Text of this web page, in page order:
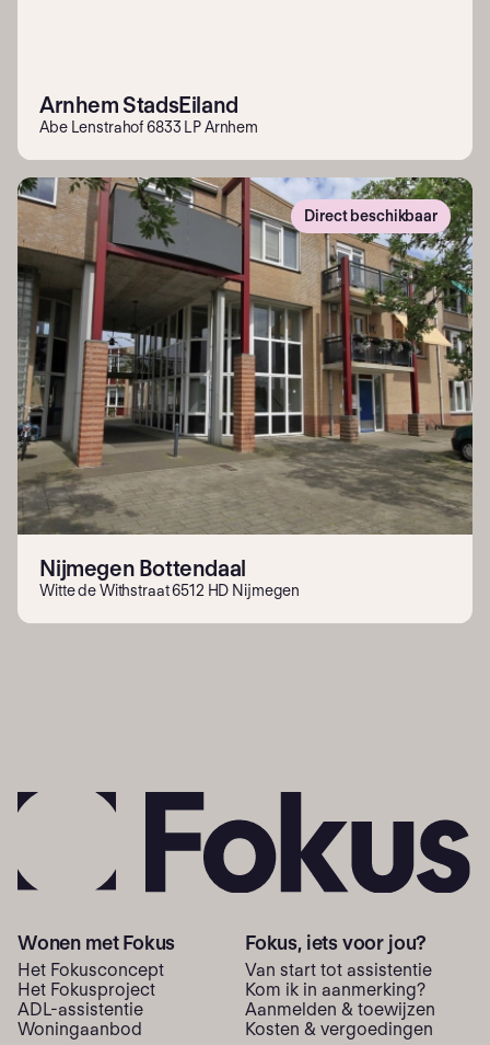
Arnhem StadsEiland
Abe Lenstrahof 6833 LP Arnhem
Direct beschikbaar
Nijmegen Bottendaal
Witte de Withstraat 6512 HD Nijmegen
Wonen met Fokus
Het Fokusconcept
Het Fokusproject
ADL-assistentie
Woning­aanbod
Fokus, iets voor jou?
Van start tot assistentie
Kom ik in aanmerking?
Aanmelden & toewijzen
Kosten & vergoedingen